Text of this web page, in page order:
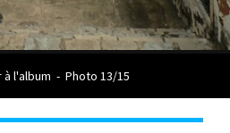
à l'album - Photo 13/15